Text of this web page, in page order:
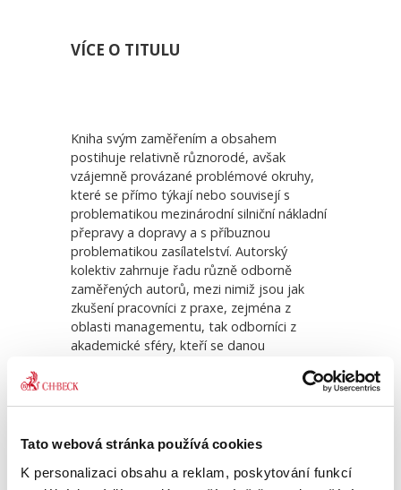
Tato webová stránka používá cookies
K personalizaci obsahu a reklam, poskytování funkcí
Dopravní právo
1 490,00 Kč
VÍCE O TITULU
Kniha svým zaměřením a obsahem
postihuje relativně různorodé, avšak
vzájemně provázané problémové okruhy,
které se přímo týkají nebo souvisejí s
problematikou mezinárodní silniční nákladní
přepravy a dopravy a s příbuznou
problematikou zasílatelství. Autorský
kolektiv zahrnuje řadu různě odborně
zaměřených autorů, mezi nimiž jsou jak
zkušení pracovníci z praxe, zejména z
oblasti managementu, tak odborníci z
akademické sféry, kteří se danou
teoreticky. Cílem takto pojatého a poměrně
početného autorského kolektivu bylo
zpracovávaného tématu.
všestranné potřeby praxe. K té se dnes